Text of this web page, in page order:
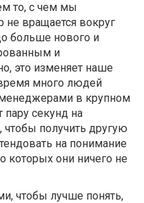
то, с чем мы
вращается вокруг
больше нового и
и
это изменяет наше
много людей
менеджерами в крупном
пару секунд на
получить другую
на понимание
которых они ничего не
чтобы лучше понять,